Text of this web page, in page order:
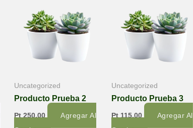
Uncategorized
Producto Prueba 2
Pt 250,00
Agregar Al
Uncategorized
Producto Prueba 3
Pt115,00
Agregar Al